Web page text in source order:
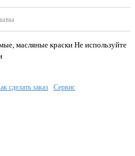
масляные краски Не используйте
сделать заказ Сервис